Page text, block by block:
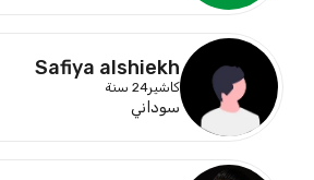
Safiya alshiekh
كاشير24 سنة
سوداني